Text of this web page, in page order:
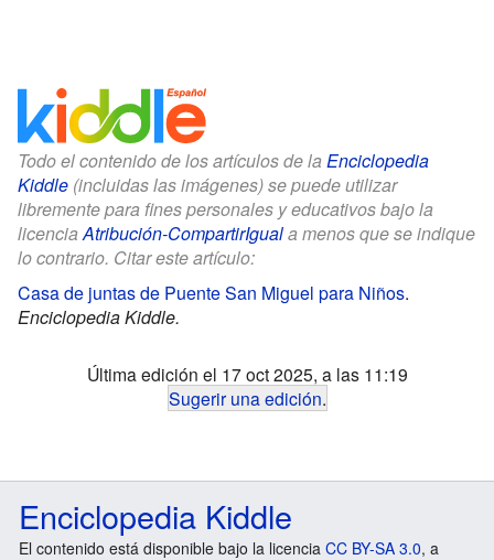
Todo el contenido de los artículos de la Enciclopedia
Kiddle (incluidas las imágenes) se puede utilizar
libremente para fines personales y educativos bajo la
licenciaAtribución-CompartirIguala menos que se indique
lo contrario. Citar este artículo:
Casa de juntas de Puente San Miguel para Niños.
Enciclopedia Kiddle.
Última edición el 17 oct 2025, a las 11:19
Sugerir una edición.
Enciclopedia Kiddle
El contenido está disponible bajo la licencia CC BY-SA 3.0, a